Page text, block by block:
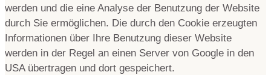
werden und die eine Analyse der Benutzung der Website
durch Sie ermöglichen. Die durch den Cookie erzeugten
Informationen über Ihre Benutzung dieser Website
werden in der Regel an einen Server von Google in den
USA übertragen und dort gespeichert.